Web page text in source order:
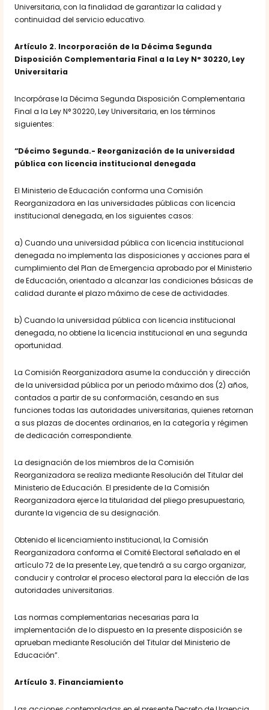
Universitaria, con la finalidad de garantizar la calidad y
continuidad del servicio educativo.
Artículo 2. Incorporación de la Décima Segunda
Disposición Complementaria Final a la Ley N° 30220, Ley
Universitaria
Incorpórase la Décima Segunda Disposición Complementaria
Final a la Ley N° 30220, Ley Universitaria, en los términos
siguientes:
“Décimo Segunda.- Reorganización de la universidad
pública con licencia institucional denegada
El Ministerio de Educación conforma una Comisión
Reorganizadora en las universidades públicas con licencia
institucional denegada, en los siguientes casos:
a) Cuando una universidad pública con licencia institucional
denegada no implementa las disposiciones y acciones para el
cumplimiento del Plan de Emergencia aprobado por el Ministerio
de Educación, orientado a alcanzar las condiciones básicas de
calidad durante el plazo máximo de cese de actividades.
b) Cuando la universidad pública con licencia institucional
denegada, no obtiene la licencia institucional en una segunda
oportunidad.
La Comisión Reorganizadora asume la conducción y dirección
de la universidad pública por un periodo máximo dos (2) años,
contados a partir de su conformación, cesando en sus
funciones todas las autoridades universitarias, quienes retornan
a sus plazas de docentes ordinarios, en la categoría y régimen
de dedicación correspondiente.
La designación de los miembros de la Comisión
Reorganizadora se realiza mediante Resolución del Titular del
Ministerio de Educación. El presidente de la Comisión
Reorganizadora ejerce la titularidad del pliego presupuestario,
durante la vigencia de su designación.
Obtenido el licenciamiento institucional, la Comisión
Reorganizadora conforma el Comité Electoral señalado en el
artículo 72 de la presente Ley, que tendrá a su cargo organizar,
conducir y controlar el proceso electoral para la elección de las
autoridades universitarias.
Las normas complementarias necesarias para la
implementación de lo dispuesto en la presente disposición se
aprueban mediante Resolución del Titular del Ministerio de
Educación”.
Artículo 3. Financiamiento